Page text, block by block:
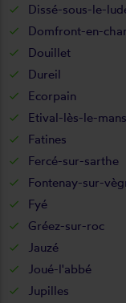
Dissé-sous-le-
Domfront-en-
Douillet
Dureil
Ecorpain
Etival-lès-le-mans
Fatines
Fercé-sur-sarthe
Fontenay-sur-
Fyé
Gréez-sur-roc
Jauzé
Joué-l'abbé
Jupilles